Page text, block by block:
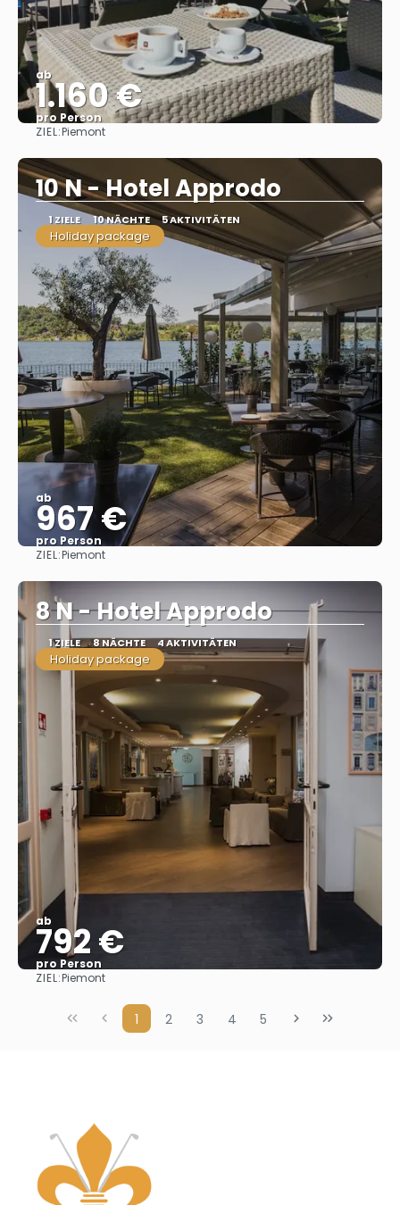
ab
1.160 €
pro Person
ZIEL:Piemont
10 N - Hotel Approdo
1 ZIELE 10 NÄCHTE 5 AKTIVITÄTEN
Holiday package
ab
967 €
pro Person
ZIEL:Piemont
8 N - Hotel Approdo
1 ZIELE 8 NÄCHTE 4 AKTIVITÄTEN
Holiday package
ab
792 €
pro Person
ZIEL:Piemont
1 2 3 4 5